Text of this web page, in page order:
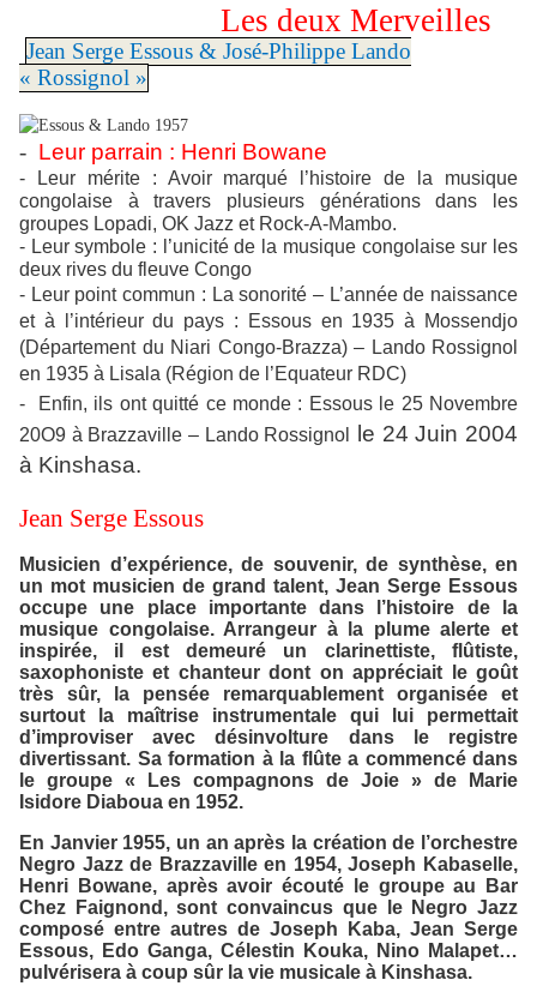
Les deux Merveilles
Jean Serge Essous & José-Philippe Lando
« Rossignol »
- Leur parrain : Henri Bowane
- Leur mérite : Avoir marqué l’histoire de la musique
congolaise à travers plusieurs générations dans les
groupes Lopadi, OK Jazz et Rock-A-Mambo.
- Leur symbole : l’unicité de la musique congolaise sur les
deux rives du fleuve Congo
- Leur point commun : La sonorité – L’année de naissance
et à l’intérieur du pays :
Essous en 1935 à Mossendjo
(Département du Niari Congo-Brazza) – Lando Rossignol
en 1935 à Lisala (Région de l’Equateur RDC)
-
Enfin, ils ont quitté ce monde : Essous le 25 Novembre
20O9 à Brazzaville – Lando Rossignol
le 24 Juin 2004
à Kinshasa.
Jean Serge Essous
Musicien d’expérience, de souvenir, de synthèse, en
un mot musicien de grand talent, Jean Serge Essous
occupe une place importante dans l’histoire de la
musique congolaise. Arrangeur à la plume alerte et
inspirée, il est demeuré un clarinettiste, flûtiste,
saxophoniste et chanteur dont on appréciait le goût
très sûr, la pensée remarquablement organisée et
surtout la maîtrise instrumentale qui lui permettait
d’improviser avec désinvolture dans le registre
divertissant. Sa formation à la flûte a commencé dans
le groupe « Les compagnons de Joie » de Marie
Isidore Diaboua en 1952.
En Janvier 1955, un an après la création de l’orchestre
Negro Jazz de Brazzaville en 1954, Joseph Kabaselle,
Henri Bowane, après avoir écouté le groupe au Bar
Chez Faignond, sont convaincus que le Negro Jazz
composé entre autres de Joseph Kaba, Jean Serge
Essous, Edo Ganga, Célestin Kouka, Nino Malapet…
pulvérisera à coup sûr la vie musicale à Kinshasa.